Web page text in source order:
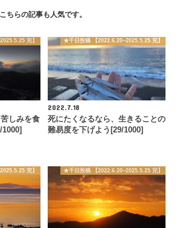
こちらの記事も人気です。
完】
しみを食
★千日投稿 【2022.6.20~2025.5.25 完】
2022.7.18
死にたくなるなら、生きることの
難易度を下げよう[29/1000]
完】 ★千日投稿 【2022.6.20~2025.5.25 完】